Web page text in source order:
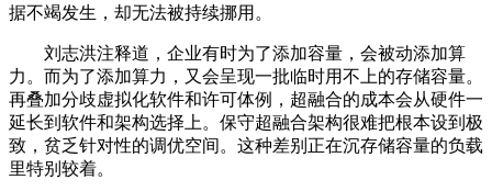
据不竭发生，却无法被持续挪用。
刘志洪注释道，企业有时为了添加容量，会被动添加算
力。而为了添加算力，又会呈现一批临时用不上的存储容量。
再叠加分歧虚拟化软件和许可体例，超融合的成本会从硬件一
延长到软件和架构选择上。保守超融合架构很难把根本设到极
致，贫乏针对性的调优空间。这种差别正在沉存储容量的负载
里特别较着。